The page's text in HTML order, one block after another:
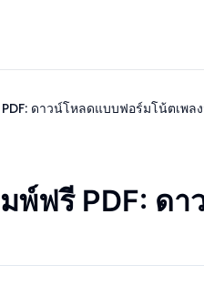
ดาวน์โหลดแบบฟอร์มโน้ตเพลง
พ์ฟรี PDF: ด